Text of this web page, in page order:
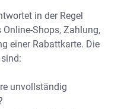
in der Regel
Shops, Zahlung,
einer Rabattkarte. Die
unvollständig